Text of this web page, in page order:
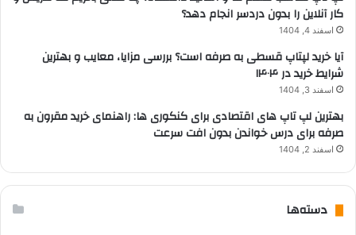
کار آنلاین را بدون دردسر انجام دهد؟
اسفند 4, 1404
آیا خرید لپتاپ قسطی به صرفه است؟ بررسی مزایا، معایب و بهترین
شرایط خرید در ۱۴۰۴
اسفند 3, 1404
بهترین لپ تاپ های اقتصادی برای کنکوری ها: راهنمای خرید مقرون به
صرفه برای درس خواندن بدون افت سرعت
اسفند 2, 1404
دسته‌ها